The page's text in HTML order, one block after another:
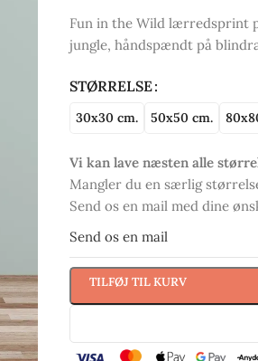
Fun in the Wild lærredsprint
jungle, håndspændt på
STØRRELSE
30x30 cm. 50x50 cm.
Vi kan lave næsten alle
Mangler du en særlig
Send os en mail med dine
Send os en mail
TILFØJ TIL KURV